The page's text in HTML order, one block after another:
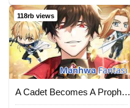
118rb views
ManhwaFantasi
A Cadet Becomes A Prophet?!